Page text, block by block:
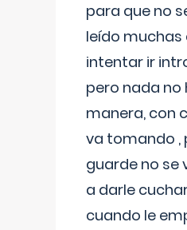
para que no
leído
intentar ir
pero nada no
manera, con
va tomando ,
guarde no se
a darle
cuando le